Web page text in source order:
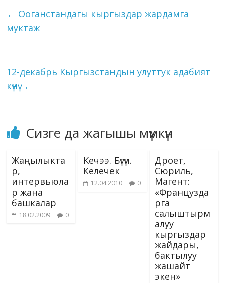
o
o
a
m
dI
n
r er A
p
n
g
ki
l et y
Li
e
← Ооганстандагы кыргыздар жардамга
муктаж
12-декабрь Кыргызстандын улуттук адабият
күнү→
Сизге да жагышы мүмкүн
Жаңылыкта
р,
интервьюла
р жана
башкалар
18.02.2009 0
Кечээ. Бүгүн.
Келечек
12.04.2010 0
Дроет,
Сюриль,
Магент:
«Французда
рга
салыштырм
алуу
кыргыздар
жайдары,
бактылуу
жашайт
экен»